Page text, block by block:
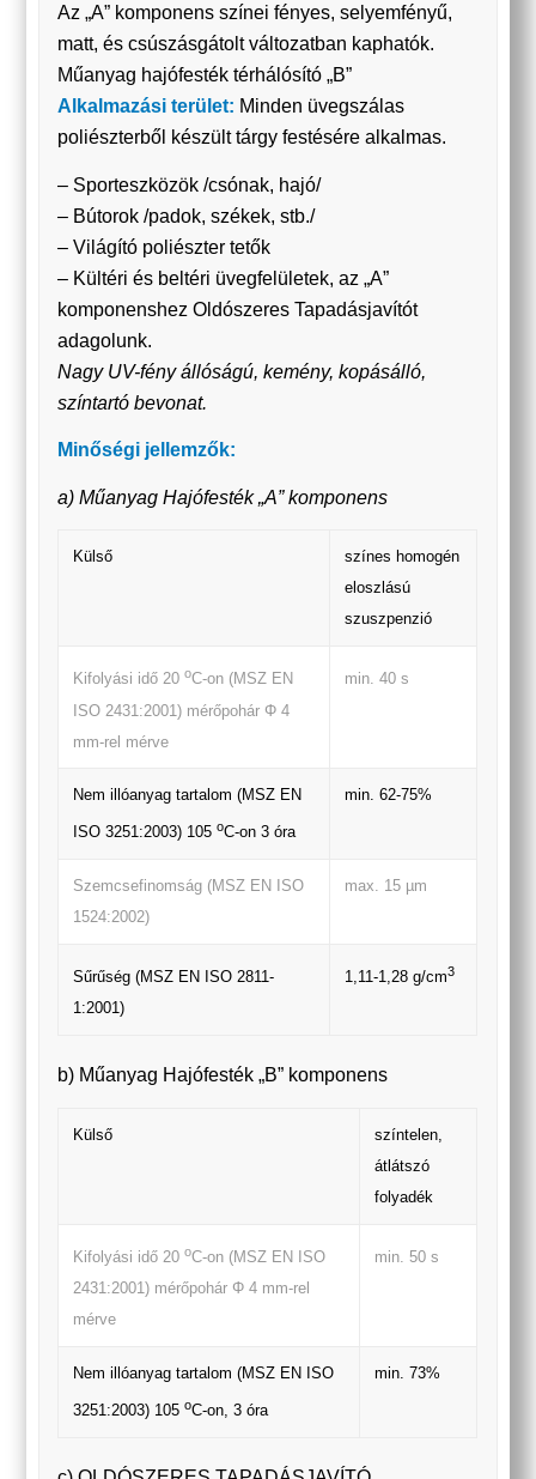
Az „A” komponens színei fényes, selyemfényű,
matt, és csúszásgátolt változatban kaphatók.
Műanyag hajófesték térhálósító „B”
Alkalmazási terület: Minden üvegszálas
poliészterből készült tárgy festésére alkalmas.
– Sporteszközök /csónak, hajó/
– Bútorok /padok, székek, stb./
– Világító poliészter tetők
– Kültéri és beltéri üvegfelületek, az „A”
komponenshez Oldószeres Tapadásjavítót
adagolunk.
Nagy UV-fény állóságú, kemény, kopásálló,
színtartó bevonat.
Minőségi jellemzők:
a) Műanyag Hajófesték „A” komponens
Külső
színes homogén
eloszlású
szuszpenzió
Kifolyási idő 20oC-on (MSZ EN
ISO 2431:2001) mérőpohár Φ 4
mm-rel mérve
min. 40 s
Nem illóanyag tartalom (MSZ EN
ISO 3251:2003) 105oC-on 3 óra
min. 62-75%
Szemcsefinomság (MSZ EN ISO
1524:2002)
max. 15 µm
Sűrűség (MSZ EN ISO 2811-
1:2001)
1,11-1,28 g/cm3
b) Műanyag Hajófesték „B” komponens
Külső
színtelen,
átlátszó
folyadék
Kifolyási idő 20oC-on (MSZ EN ISO
2431:2001) mérőpohár Φ 4 mm-rel
mérve
min. 50 s
Nem illóanyag tartalom (MSZ EN ISO
3251:2003) 105oC-on, 3 óra
min. 73%